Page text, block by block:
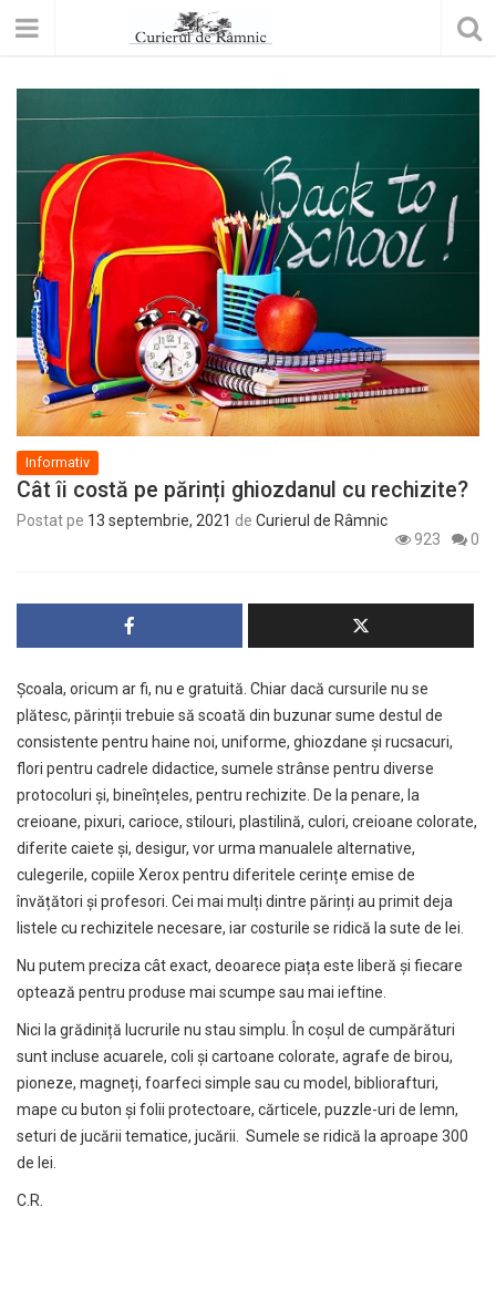
Informativ
Cât îi costă pe părinți ghiozdanul cu rechizite?
Postat pe 13 septembrie, 2021 de Curierul de Râmnic
923
0
Școala, oricum ar fi, nu e gratuită. Chiar dacă cursurile nu se
plătesc, părinții trebuie să scoată din buzunar sume destul de
consistente pentru haine noi, uniforme, ghiozdane și rucsacuri,
flori pentru cadrele didactice, sumele strânse pentru diverse
protocoluri și, bineînțeles, pentru rechizite. De la penare, la
creioane, pixuri, carioce, stilouri, plastilină, culori, creioane colorate,
diferite caiete și, desigur, vor urma manualele alternative,
culegerile, copiile Xerox pentru diferitele cerințe emise de
învățători și profesori. Cei mai mulți dintre părinți au primit deja
listele cu rechizitele necesare, iar costurile se ridică la sute de lei.
Nu putem preciza cât exact, deoarece piața este liberă și fiecare
optează pentru produse mai scumpe sau mai ieftine.
Nici la grădiniță lucrurile nu stau simplu. În coșul de cumpărături
sunt incluse acuarele, coli și cartoane colorate, agrafe de birou,
pioneze, magneți, foarfeci simple sau cu model, bibliorafturi,
mape cu buton și folii protectoare, cărticele, puzzle-uri de lemn,
seturi de jucării tematice, jucării. Sumele se ridică la aproape 300
de lei.
C.R.